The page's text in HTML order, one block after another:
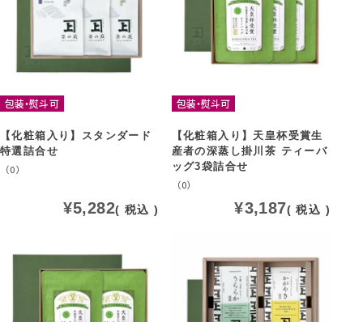
包装・熨斗可
【化粧箱入り】スタンダード
特選詰合せ
（0）
¥5,282 税込
包装・熨斗可
【化粧箱入り】天皇杯受賞生
産者の深蒸し掛川茶 ティーバ
ッグ3袋詰合せ
（0）
¥3,187 税込